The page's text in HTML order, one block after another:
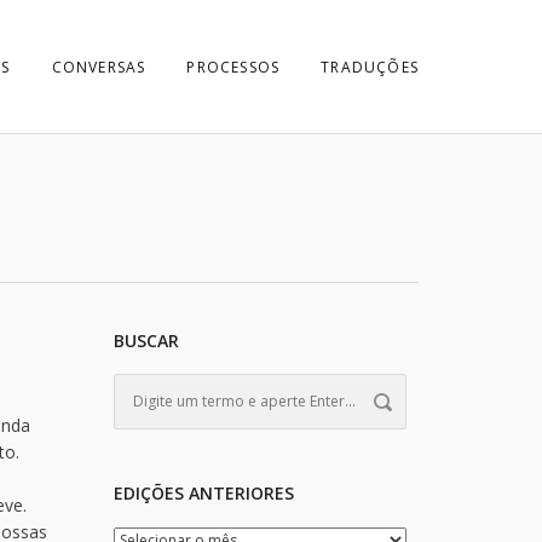
CONVERSAS PROCESSOS TRADUÇÕES
BUSCAR
EDIÇÕES ANTERIORES